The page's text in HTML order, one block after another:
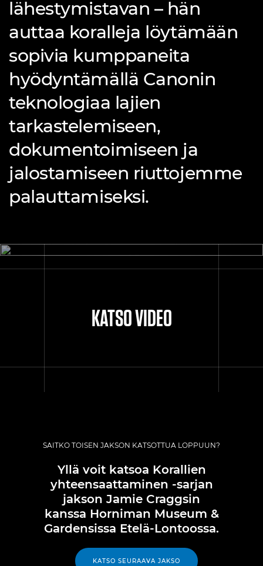
lähestymistavan – hän
auttaa koralleja löytämään
sopivia kumppaneita
hyödyntämällä Canonin
teknologiaa lajien
tarkastelemiseen,
dokumentoimiseen ja
jalostamiseen riuttojemme
palauttamiseksi.
KATSO VIDEO
SAITKO TOISEN JAKSON KATSOTTUA LOPPUUN?
Yllä voit katsoa Korallien
yhteensaattaminen ‑sarjan
jakson Jamie Craggsin
kanssa Horniman Museum &
Gardensissa Etelä-Lontoossa.
KATSO SEURAAVA JAKSO